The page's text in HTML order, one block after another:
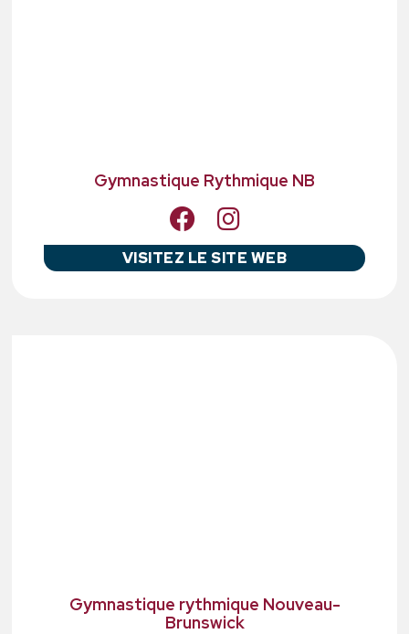
Gymnastique Rythmique NB
VISITEZ LE SITE WEB
Gymnastique rythmique Nouveau-
Brunswick